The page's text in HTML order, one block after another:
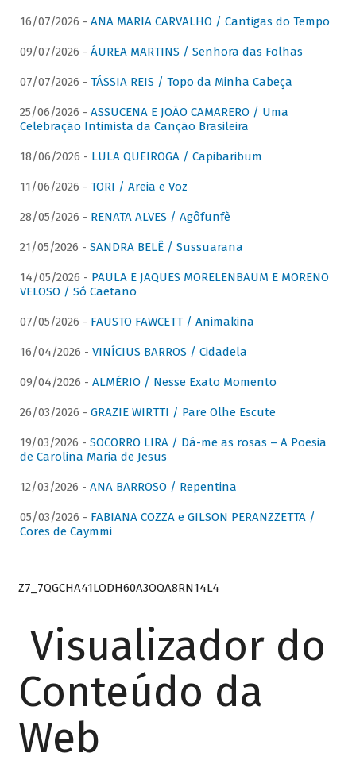
16/07/2026 - ANA MARIA CARVALHO / Cantigas do Tempo
09/07/2026 - ÁUREA MARTINS / Senhora das Folhas
07/07/2026 - TÁSSIA REIS / Topo da Minha Cabeça
25/06/2026 - ASSUCENA E JOÃO CAMARERO / Uma
Celebração Intimista da Canção Brasileira
18/06/2026 - LULA QUEIROGA / Capibaribum
11/06/2026 - TORI / Areia e Voz
28/05/2026 - RENATA ALVES / Agôfunfè
21/05/2026 - SANDRA BELÊ / Sussuarana
14/05/2026 - PAULA E JAQUES MORELENBAUM E MORENO
VELOSO / Só Caetano
07/05/2026 - FAUSTO FAWCETT / Animakina
16/04/2026 - VINÍCIUS BARROS / Cidadela
09/04/2026 - ALMÉRIO / Nesse Exato Momento
26/03/2026 - GRAZIE WIRTTI / Pare Olhe Escute
19/03/2026 - SOCORRO LIRA / Dá-me as rosas – A Poesia
de Carolina Maria de Jesus
12/03/2026 - ANA BARROSO / Repentina
05/03/2026 - FABIANA COZZA e GILSON PERANZZETTA /
Cores de Caymmi
Z7_7QGCHA41LODH60A3OQA8RN14L4
Visualizador do
Conteúdo da
Web